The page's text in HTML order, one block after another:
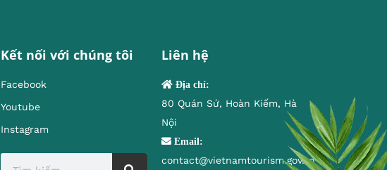
Kết nối với chúng tôi
Facebook
Youtube
Instagram
Liên hệ
Địa chỉ:
80 Quán Sứ, Hoàn Kiếm, Hà
Nội
Email:
contact@vietnamtourism.gov.vn